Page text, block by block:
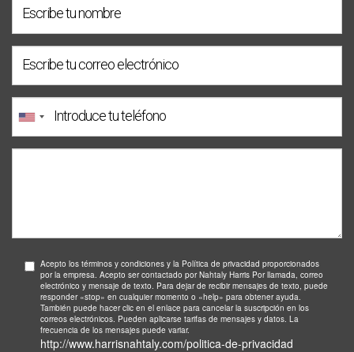
Acepto los términos y condiciones y la Política de privacidad proporcionados
por la empresa. Acepto ser contactado por Nahtaly Harris Por llamada, correo
electrónico y mensaje de texto. Para dejar de recibir mensajes de texto, puede
responder «stop» en cualquier momento o «help» para obtener ayuda.
También puede hacer clic en el enlace para cancelar la suscripción en los
correos electrónicos. Pueden aplicarse tarifas de mensajes y datos. La
frecuencia de los mensajes puede variar.
http://www.harrisnahtaly.com/politica-de-privacidad